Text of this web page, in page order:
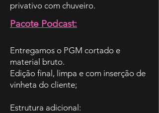
privativo com chuveiro.
Pacote Podcast:
Entregamos o PGM cortado e
material bruto.
Edição final, limpa e com inserção de
vinheta do cliente;
Estrutura adicional: